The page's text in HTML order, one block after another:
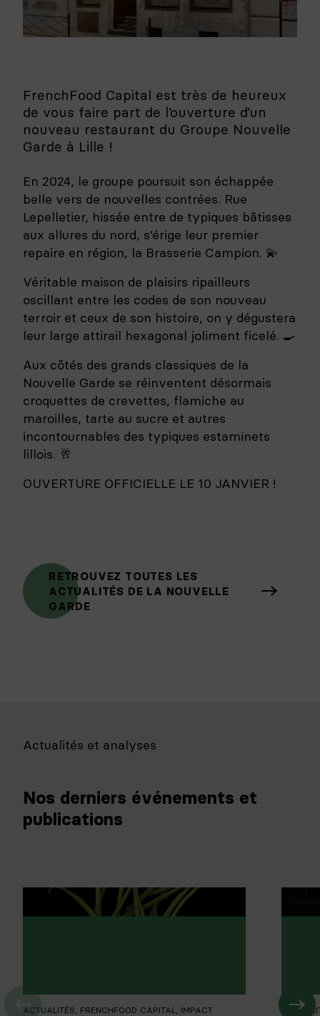
FrenchFood Capital est très de heureux
de vous faire part de l’ouverture d’un
nouveau restaurant du Groupe Nouvelle
Garde à Lille !
En 2024, le groupe poursuit son échappée
belle vers de nouvelles contrées. Rue
Lepelletier, hissée entre de typiques bâtisses
aux allures du nord, s’érige leur premier
repaire en région, la Brasserie Campion. 💫
Véritable maison de plaisirs ripailleurs
oscillant entre les codes de son nouveau
terroir et ceux de son histoire, on y dégustera
leur large attirail hexagonal joliment ficelé. 🍳
Aux côtés des grands classiques de la
Nouvelle Garde se réinventent désormais
croquettes de crevettes, flamiche au
maroilles, tarte au sucre et autres
incontournables des typiques estaminets
lillois. 🥂
OUVERTURE OFFICIELLE LE 10 JANVIER !
RETROUVEZ TOUTES LES
ACTUALITÉS DE LA NOUVELLE
GARDE
Actualités et analyses
Nos derniers événements et
publications
ACTUALITÉS FRENCHFOOD CAPITAL IMPACT